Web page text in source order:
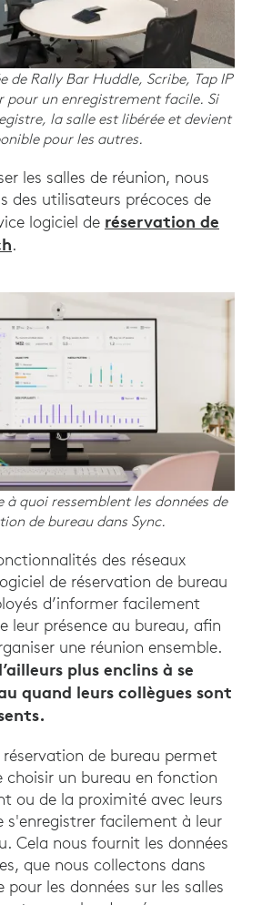
de Rally Bar Huddle, Scribe, Tap IP
pour un enregistrement facile. Si
la salle est libérée et devient
pour les autres.
les salles de réunion, nous
des utilisateurs précoces de
logiciel de réservation de
.
à quoi ressemblent les données de
de bureau dans Sync.
des réseaux
de réservation de bureau
d’informer facilement
leur présence au bureau, afin
une réunion ensemble.
plus enclins à se
quand leurs collègues sont
de bureau permet
choisir un bureau en fonction
ou de la proximité avec leurs
s'enregistrer facilement à leur
Cela nous fournit les données
que nous collectons dans
les données sur les salles